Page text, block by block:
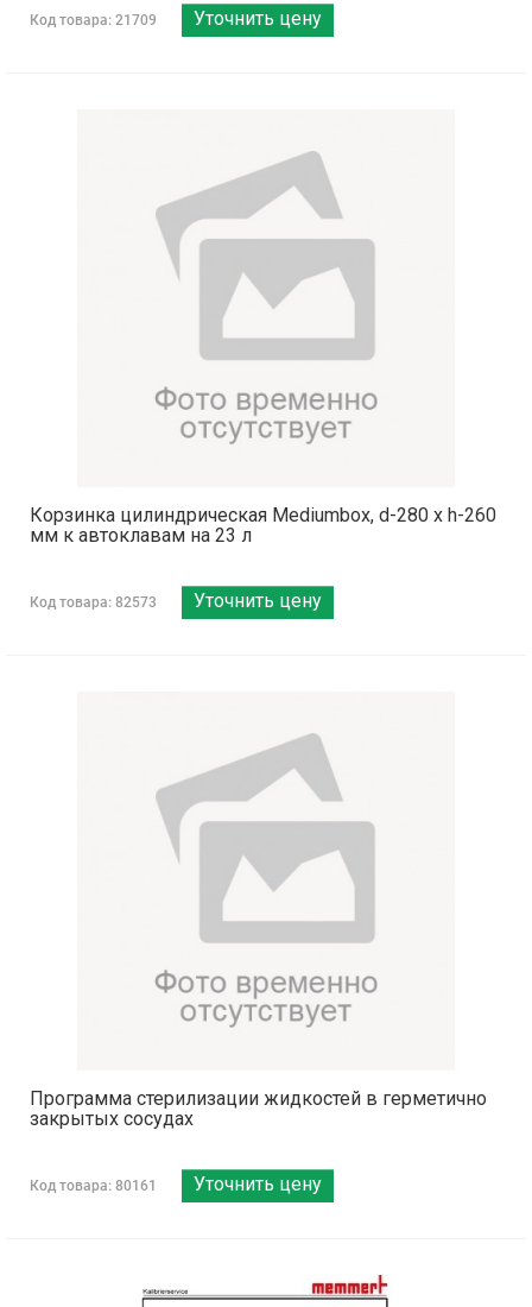
Код товара: 21709 Уточнить цену
Корзинка цилиндрическая Mediumbox, d-280 х h-260
мм к автоклавам на 23 л
Код товара: 82573 Уточнить цену
Программа стерилизации жидкостей в герметично
закрытых сосудах
Код товара: 80161 Уточнить цену